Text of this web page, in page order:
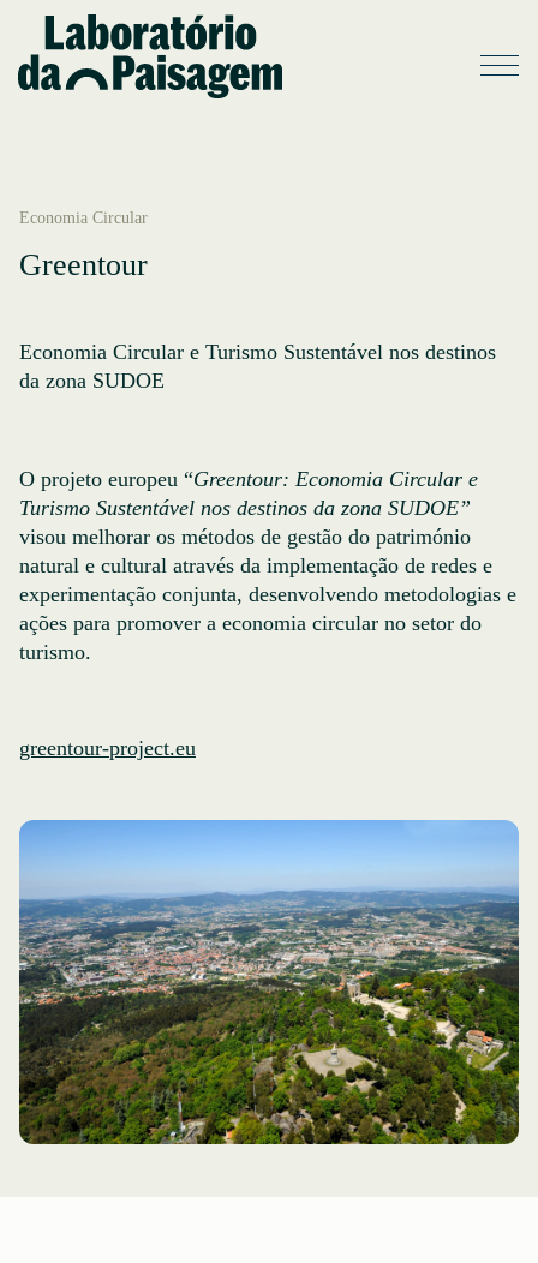
Economia Circular
Greentour
Economia Circular e Turismo Sustentável nos destinos
da zona SUDOE
O projeto europeu “Greentour: Economia Circular e
Turismo Sustentável nos destinos da zona SUDOE”
visou melhorar os métodos de gestão do património
natural e cultural através da implementação de redes e
experimentação conjunta, desenvolvendo metodologias e
ações para promover a economia circular no setor do
turismo.
greentour-project.eu